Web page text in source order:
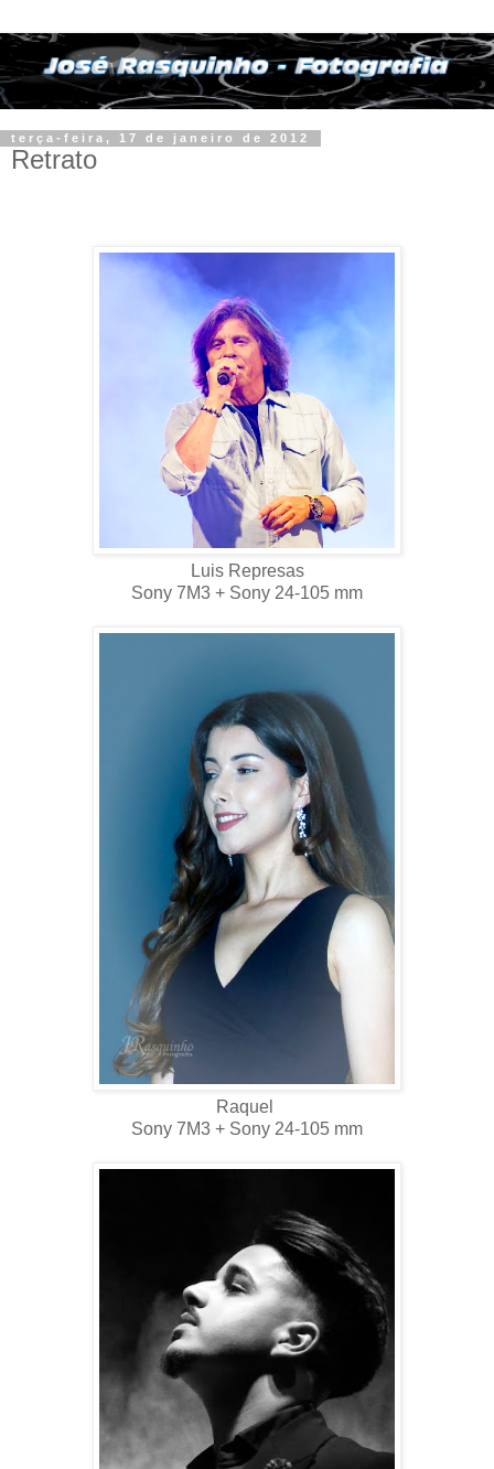
terça-feira, 17 de janeiro de 2012
Retrato
Luis Represas
Sony 7M3 + Sony 24-105 mm
Raquel
Sony 7M3 + Sony 24-105 mm